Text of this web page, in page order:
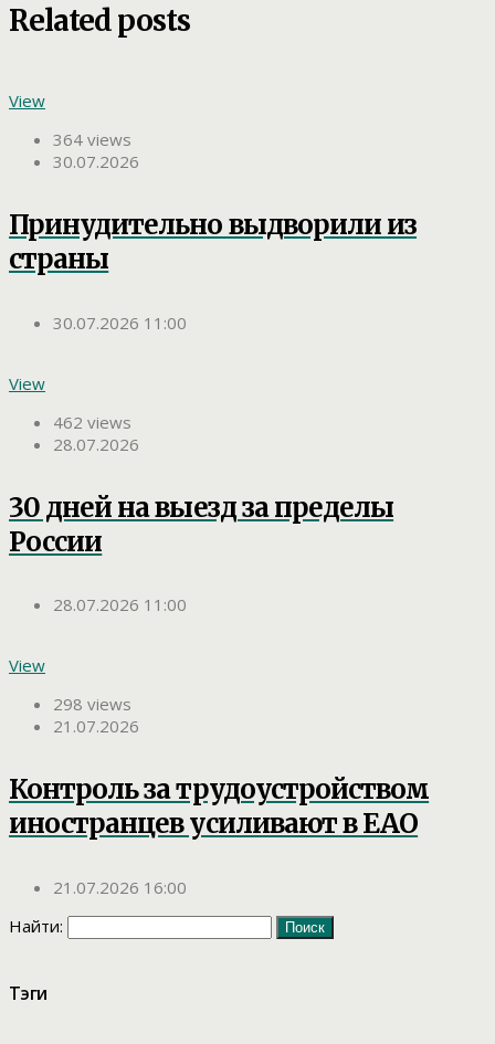
Related posts
View
364 views
30.07.2026
Принудительно выдворили из
страны
30.07.2026 11:00
View
462 views
28.07.2026
30 дней на выезд за пределы
России
28.07.2026 11:00
View
298 views
21.07.2026
Контроль за трудоустройством
иностранцев усиливают в ЕАО
21.07.2026 16:00
Найти:
Тэги